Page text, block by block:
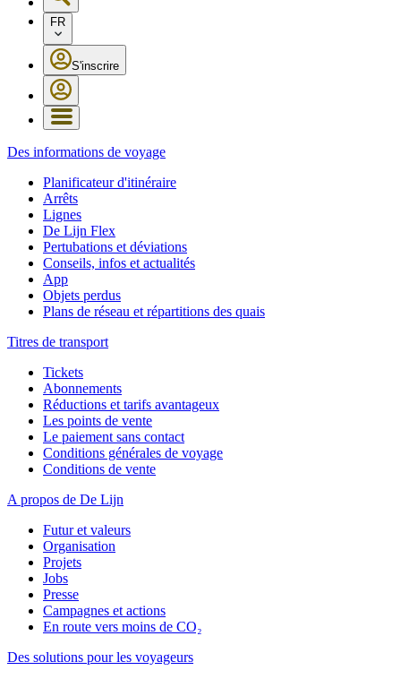
FR
S'inscrire
Des informations de voyage
Planificateur d'itinéraire
Arrêts
Lignes
De Lijn Flex
Pertubations et déviations
Conseils, infos et actualités
App
Objets perdus
Plans de réseau et répartitions des quais
Titres de transport
Tickets
Abonnements
Réductions et tarifs avantageux
Les points de vente
Le paiement sans contact
Conditions générales de voyage
Conditions de vente
A propos de De Lijn
Futur et valeurs
Organisation
Projets
Jobs
Presse
Campagnes et actions
En route vers moins de CO₂
Des solutions pour les voyageurs